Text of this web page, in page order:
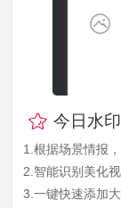
今日水
1.根据场景情报
2.智能识别美化
3.一键快速添加